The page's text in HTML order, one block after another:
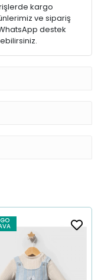
kargo
ve sipariş
destek